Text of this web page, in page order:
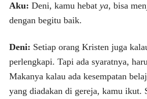
Aku: Deni, kamu hebat ya, bisa
dengan begitu baik.
Deni: Setiap orang Kristen juga
perlengkapi. Tapi ada syaratnya,
Makanya kalau ada kesempatan
yang diadakan di gereja, kamu ikut.